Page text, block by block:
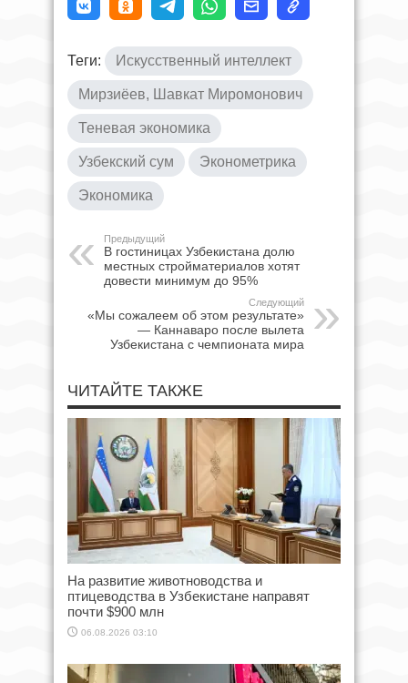
Теги: Искусственный интеллект
Мирзиёев, Шавкат Миромонович
Теневая экономика
Узбекский сум Эконометрика
Экономика
Предыдущий
В гостиницах Узбекистана долю
местных стройматериалов хотят
довести минимум до 95%
Следующий
«Мы сожалеем об этом результате»
— Каннаваро после вылета
Узбекистана с чемпионата мира
ЧИТАЙТЕ ТАКЖЕ
На развитие животноводства и
птицеводства в Узбекистане направят
почти $900 млн
06.08.2026 03:10